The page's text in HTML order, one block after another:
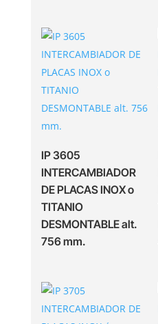
IP 3605
INTERCAMBIADOR
DE PLACAS INOX o
TITANIO
DESMONTABLE alt.
756 mm.